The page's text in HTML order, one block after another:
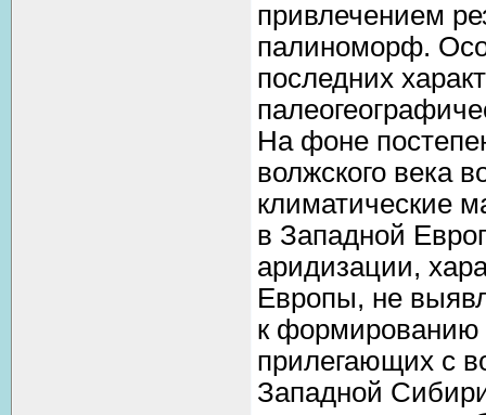
привлечением
палиноморф.
последних
На фоне
волжского века
климатические
в Западной
аридизации,
Европы, не
к формированию
прилегающих с
Западной